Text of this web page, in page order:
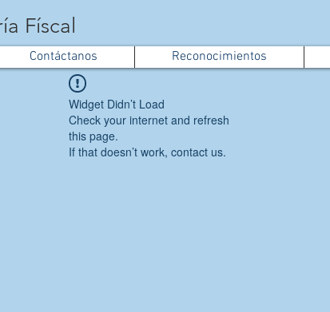
Físcal
Contáctanos Reconocimientos
Widget Didn’t Load
Check your internet and refresh
this page.
If that doesn’t work, contact us.